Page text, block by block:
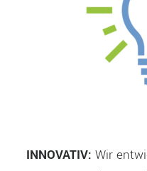
INNOVATIV: Wir